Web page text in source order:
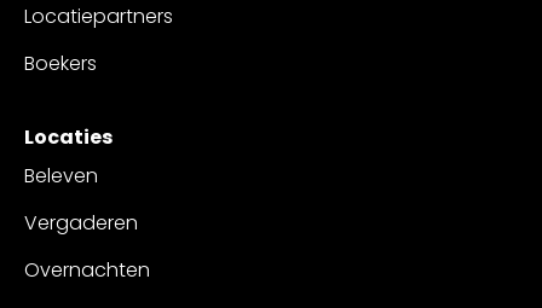
Locatiepartners
Boekers
Locaties
Beleven
Vergaderen
Overnachten